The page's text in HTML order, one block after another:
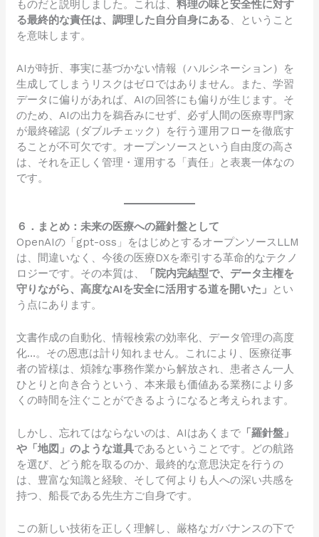
ものだと説明しました。これは、料理の味と安全性に対す
る最終的な責任は、調理した自分自身にある、ということ
を意味します。
AIが時折、事実に基づかない情報（ハルシネーション）を
生成してしまうリスクはゼロではありません。また、学習
データに偏りがあれば、AIの回答にも偏りが生じます。そ
のため、AIの出力を鵜呑みにせず、必ず人間の医療専門家
が最終確認（ダブルチェック）を行う運用フローを徹底す
ることが不可欠です。オープンソースという自由度の高さ
は、それを正しく管理・運用する「責任」と表裏一体なの
です。
６．まとめ：未来の医療への羅針盤として
OpenAIの「gpt-oss」をはじめとするオープンソースLLM
は、間違いなく、今後の医療DXを牽引する革命的なテクノ
ロジーです。その本質は、
「院内完結型で、データ主権を
守りながら、高度なAIを安全に活用する道を開いた」 とい
う点にあります。
文書作成の自動化、情報検索の効率化、データ管理の高度
化…。その恩恵は計り知れません。これにより、医療従事
者の皆様は、煩雑な事務作業から解放され、患者さん一人
ひとりと向き合うという、本来最も価値ある業務により多
くの時間を注ぐことができるようになると考えられます。
しかし、忘れてはならないのは、AIはあくまで 「羅針盤」
や「地図」のような道具であるということです。どの航路
を選び、どう舵を取るのか、最終的な意思決定を行うの
は、豊富な知識と経験、そして何よりも人への深い共感を
持つ、船長である先生方ご自身です。
この新しい技術を正しく理解し、厳格なガバナンスの下で